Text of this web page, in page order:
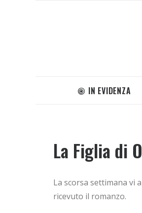
IN EVIDENZA
La Figlia di
La scorsa settimana vi
ricevuto il romanzo.